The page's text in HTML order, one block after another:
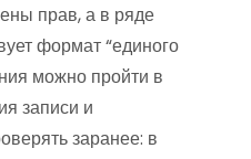
прав, а в ряде
формат “единого
можно пройти в
записи и
заранее: в